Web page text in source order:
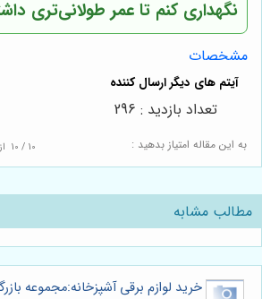
نگهداری کنم تا عمر طولانی‌تری
مشخصات
به این مقاله امتیاز بدهید : 10 / 10 از
تعداد بازدید : 296
مطالب مشابه
خرید لوازم برقی آشپزخانه:مجموعه